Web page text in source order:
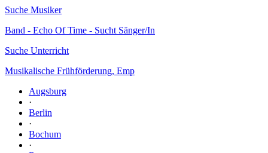
Suche Musiker
Band - Echo Of Time - Sucht Sänger/In
Suche Unterricht
Musikalische Frühförderung, Emp
Augsburg
·
Berlin
·
Bochum
·